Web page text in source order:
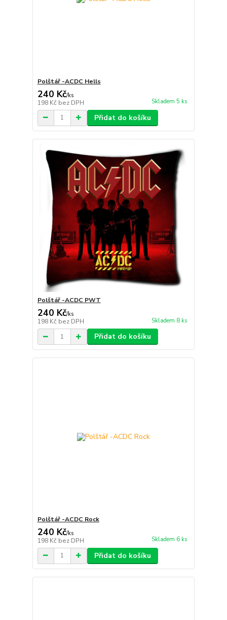
Polštář -ACDC Hells
240 Kč/ks
198 Kč bez DPH Skladem 5 ks
Přidat do košíku
Polštář -ACDC PWT
240 Kč/ks
198 Kč bez DPH Skladem 8 ks
Přidat do košíku
Polštář -ACDC Rock
240 Kč/ks
198 Kč bez DPH Skladem 6 ks
Přidat do košíku